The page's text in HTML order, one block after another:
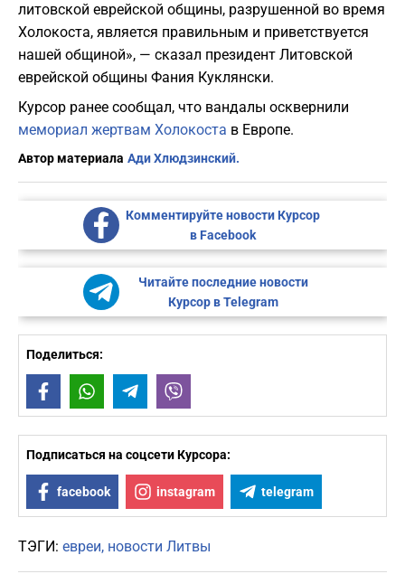
литовской еврейской общины, разрушенной во время
Холокоста, является правильным и приветствуется
нашей общиной», — сказал президент Литовской
еврейской общины Фания Куклянски.
Курсор ранее сообщал, что вандалы осквернили
мемориал жертвам Холокоста в Европе.
Автор материала Ади Хлюдзинский.
Комментируйте новости Курсор
в Facebook
Читайте последние новости
Курсор в Telegram
Поделиться:
FacebookWhatsAppTelegram
Подписаться на соцсети Курсора:
facebook instagram telegram
ТЭГИ: евреи новости Литвы